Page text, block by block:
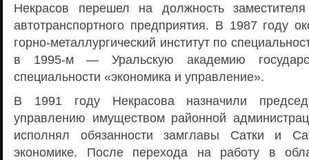
Некрасов перешел на должность заместителя
автотранспортного предприятия. В 1987 году
горно-металлургический институт по
в 1995-м — Уральскую академию
специальности «экономика и управление».
В 1991 году Некрасова назначили
управлению имуществом районной
исполнял обязанности замглавы Сатки и
экономике. После перехода на работу в